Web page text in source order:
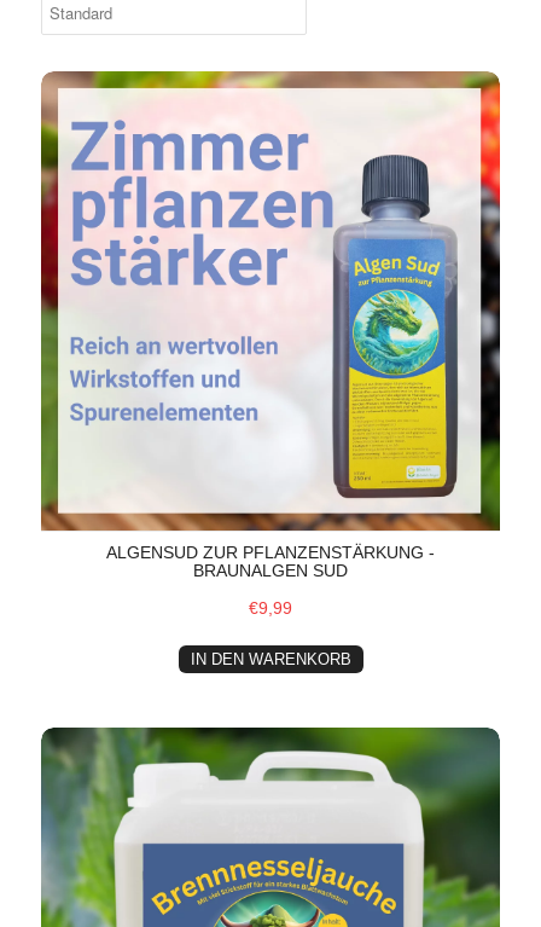
Algensud zur Pflanzenstärkung - Braunalgen Sud
ALGENSUD ZUR PFLANZENSTÄRKUNG -
BRAUNALGEN SUD
€9,99
IN DEN WARENKORB
Brennnesseljauche 4,5L | Nachhaltiger Pflanzendünger |